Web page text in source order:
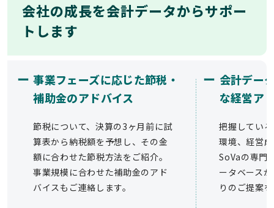
会社の成長を会計データからサポー
トします
ー 事業フェーズに応じた節税・
補助金のアドバイス
節税について、決算の3ヶ月前に試
算表から納税額を予想し、その金
額に合わせた節税方法をご紹介。
事業規模に合わせた補助金のアド
バイスもご連絡します。
ー 会計デー
な経営ア
把握してい
環境、経営
SoVaの専門
ータベース
りのご提案